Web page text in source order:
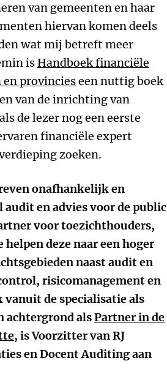
van gemeenten en haar
hiervan komen deels
wat mij betreft meer
isHandboek financiële
provincieseen nuttig boek
van de inrichting van
de lezer nog een eerste
financiële expert
zoeken.
onafhankelijk en
en advies voor de public
voor toezichthouders,
deze naar een hoger
naast audit en
risicomanagement en
de specialisatie als
achtergrond alsPartner in de
, is Voorzitter van RJ
en Docent Auditing aan